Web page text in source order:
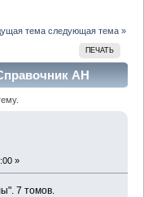
тема следующая тема »
ПЕЧАТЬ
АН
6463 раз)
»
7 томов.